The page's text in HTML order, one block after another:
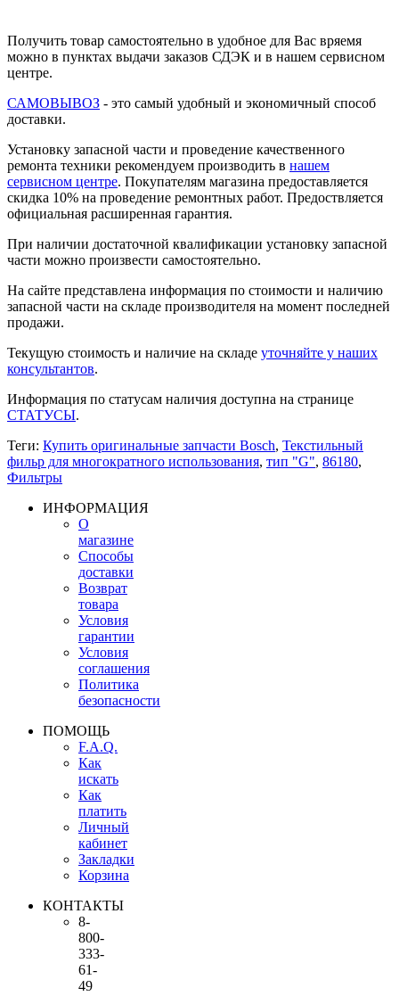
Получить товар самостоятельно в удобное для Вас вряемя
можно в пунктах выдачи заказов СДЭК и в нашем сервисном
центре.
САМОВЫВОЗ - это самый удобный и экономичный способ
доставки.
Установку запасной части и проведение качественного
ремонта техники рекомендуем производить в нашем
сервисном центре. Покупателям магазина предоставляется
скидка 10% на проведение ремонтных работ. Предоствляется
официальная расширенная гарантия.
При наличии достаточной квалификации установку запасной
части можно произвести самостоятельно.
На сайте представлена информация по стоимости и наличию
запасной части на складе производителя на момент последней
продажи.
Текущую стоимость и наличие на складе уточняйте у наших
консультантов.
Информация по статусам наличия доступна на странице
СТАТУСЫ.
Теги: Купить оригинальные запчасти Bosch, Текстильный
фильр для многократного использования, тип "G", 86180,
Фильтры
ИНФОРМАЦИЯ
О
магазине
Способы
доставки
Возврат
товара
Условия
гарантии
Условия
соглашения
Политика
безопасности
ПОМОЩЬ
F.A.Q.
Как
искать
Как
платить
Личный
кабинет
Закладки
Корзина
КОНТАКТЫ
8-
800-
333-
61-
49